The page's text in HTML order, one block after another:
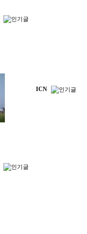
ICN